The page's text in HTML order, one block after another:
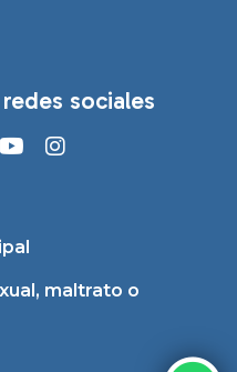
sociales
maltrato o